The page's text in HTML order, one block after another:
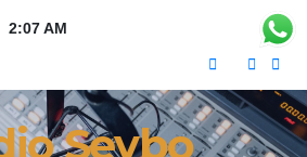
2:07 AM
Seybo